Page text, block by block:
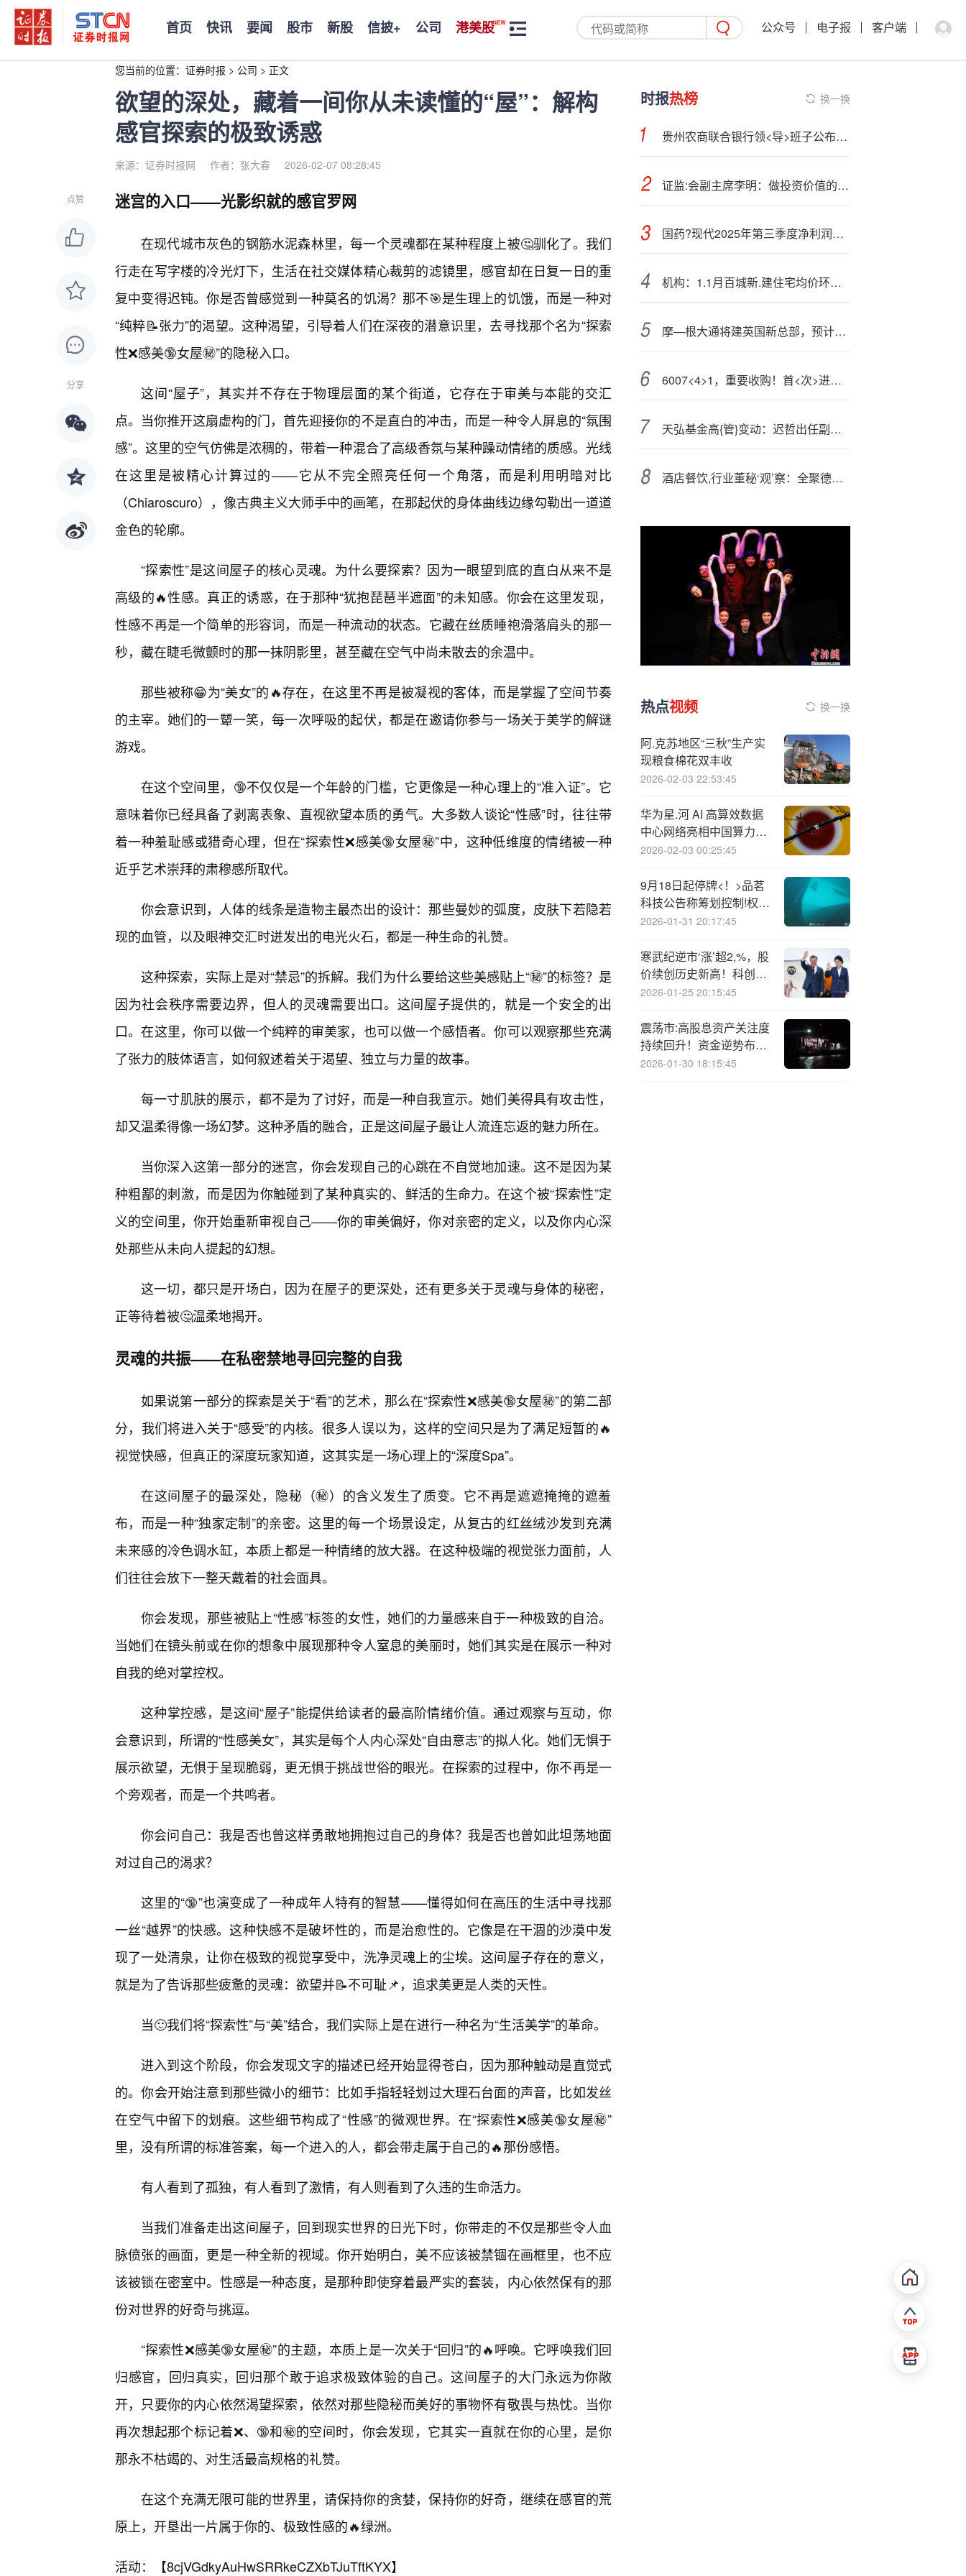
首页 快讯 要闻 股市 新股 信披+ 公司 港美股 公众号 电子报 客户端
您当前的位置： 证券时报 > 公司 > 正文
欲望的深处，藏着一间你从未读懂的“屋”：解构
感官探索的极致诱惑
来源：证券时报网 作者：张大春 2026-02-07 08:28:45
点赞
分享
迷宫的入口——光影织就的感官罗网
在现代城市灰色的钢筋水泥森林里，每一个灵魂都在某种程度上被🤔驯化了。我们
行走在写字楼的冷光灯下，生活在社交媒体精心裁剪的滤镜里，感官却在日复一日的重
复中变得迟钝。你是否曾感觉到一种莫名的饥渴？那不🎯是生理上的饥饿，而是一种对
“纯粹📝张力”的渴望。这种渴望，引导着人们在深夜的潜意识里，去寻找那个名为“探索
性❌感美🔞女屋㊙️”的隐秘入口。
这间“屋子”，其实并不存在于物理层面的某个街道，它存在于审美与本能的交汇
点。当你推开这扇虚构的门，首先迎接你的不是直白的冲击，而是一种令人屏息的“氛围
感”。这里的空气仿佛是浓稠的，带着一种混合了高级香氛与某种躁动情绪的质感。光线
在这里是被精心计算过的——它从不完全照亮任何一个角落，而是利用明暗对比
（Chiaroscuro），像古典主义大师手中的画笔，在那起伏的身体曲线边缘勾勒出一道道
金色的轮廓。
“探索性”是这间屋子的核心灵魂。为什么要探索？因为一眼望到底的直白从来不是
高级的🔥性感。真正的诱惑，在于那种“犹抱琵琶半遮面”的未知感。你会在这里发现，
性感不再是一个简单的形容词，而是一种流动的状态。它藏在丝质睡袍滑落肩头的那一
秒，藏在睫毛微颤时的那一抹阴影里，甚至藏在空气中尚未散去的余温中。
那些被称😁为“美女”的🔥存在，在这里不再是被凝视的客体，而是掌握了空间节奏
的主宰。她们的一颦一笑，每一次呼吸的起伏，都是在邀请你参与一场关于美学的解谜
游戏。
在这个空间里，🔞不仅仅是一个年龄的门槛，它更像是一种心理上的“准入证”。它
意味着你已经具备了剥离表象、直视欲望本质的勇气。大多数人谈论“性感”时，往往带
着一种羞耻感或猎奇心理，但在“探索性❌感美🔞女屋㊙️”中，这种低维度的情绪被一种
近乎艺术崇拜的肃穆感所取代。
你会意识到，人体的线条是造物主最杰出的设计：那些曼妙的弧度，皮肤下若隐若
现的血管，以及眼神交汇时迸发出的电光火石，都是一种生命的礼赞。
这种探索，实际上是对“禁忌”的拆解。我们为什么要给这些美感贴上“㊙️”的标签？是
因为社会秩序需要边界，但人的灵魂需要出口。这间屋子提供的，就是一个安全的出
口。在这里，你可以做一个纯粹的审美家，也可以做一个感悟者。你可以观察那些充满
了张力的肢体语言，如何叙述着关于渴望、独立与力量的故事。
每一寸肌肤的展示，都不是为了讨好，而是一种自我宣示。她们美得具有攻击性，
却又温柔得像一场幻梦。这种矛盾的融合，正是这间屋子最让人流连忘返的魅力所在。
当你深入这第一部分的迷宫，你会发现自己的心跳在不自觉地加速。这不是因为某
种粗鄙的刺激，而是因为你触碰到了某种真实的、鲜活的生命力。在这个被“探索性”定
义的空间里，你开始重新审视自己——你的审美偏好，你对亲密的定义，以及你内心深
处那些从未向人提起的幻想。
这一切，都只是开场白，因为在屋子的更深处，还有更多关于灵魂与身体的秘密，
正等待着被🤔温柔地揭开。
灵魂的共振——在私密禁地寻回完整的自我
如果说第一部分的探索是关于“看”的艺术，那么在“探索性❌感美🔞女屋㊙️”的第二部
分，我们将进入关于“感受”的内核。很多人误以为，这样的空间只是为了满足短暂的🔥
视觉快感，但真正的深度玩家知道，这其实是一场心理上的“深度Spa”。
在这间屋子的最深处，隐秘（㊙️）的含义发生了质变。它不再是遮遮掩掩的遮羞
布，而是一种“独家定制”的亲密。这里的每一个场景设定，从复古的红丝绒沙发到充满
未来感的冷色调水缸，本质上都是一种情绪的放大器。在这种极端的视觉张力面前，人
们往往会放下一整天戴着的社会面具。
你会发现，那些被贴上“性感”标签的女性，她们的力量感来自于一种极致的自洽。
当她们在镜头前或在你的想象中展现那种令人窒息的美丽时，她们其实是在展示一种对
自我的绝对掌控权。
这种掌控感，是这间“屋子”能提供给读者的最高阶情绪价值。通过观察与互动，你
会意识到，所谓的“性感美女”，其实是每个人内心深处“自由意志”的拟人化。她们无惧于
展示欲望，无惧于呈现脆弱，更无惧于挑战世俗的眼光。在探索的过程中，你不再是一
个旁观者，而是一个共鸣者。
你会问自己：我是否也曾这样勇敢地拥抱过自己的身体？我是否也曾如此坦荡地面
对过自己的渴求？
这里的“🔞”也演变成了一种成年人特有的智慧——懂得如何在高压的生活中寻找那
一丝“越界”的快感。这种快感不是破坏性的，而是治愈性的。它像是在干涸的沙漠中发
现了一处清泉，让你在极致的视觉享受中，洗净灵魂上的尘埃。这间屋子存在的意义，
就是为了告诉那些疲惫的灵魂：欲望并📝不可耻📌，追求美更是人类的天性。
当🙂我们将“探索性”与“美”结合，我们实际上是在进行一种名为“生活美学”的革命。
进入到这个阶段，你会发现文字的描述已经开始显得苍白，因为那种触动是直觉式
的。你会开始注意到那些微小的细节：比如手指轻轻划过大理石台面的声音，比如发丝
在空气中留下的划痕。这些细节构成了“性感”的微观世界。在“探索性❌感美🔞女屋㊙️”
里，没有所谓的标准答案，每一个进入的人，都会带走属于自己的🔥那份感悟。
有人看到了孤独，有人看到了激情，有人则看到了久违的生命活力。
当我们准备走出这间屋子，回到现实世界的日光下时，你带走的不仅是那些令人血
脉偾张的画面，更是一种全新的视域。你开始明白，美不应该被禁锢在画框里，也不应
该被锁在密室中。性感是一种态度，是那种即使穿着最严实的套装，内心依然保有的那
份对世界的好奇与挑逗。
“探索性❌感美🔞女屋㊙️”的主题，本质上是一次关于“回归”的🔥呼唤。它呼唤我们回
归感官，回归真实，回归那个敢于追求极致体验的自己。这间屋子的大门永远为你敞
开，只要你的内心依然渴望探索，依然对那些隐秘而美好的事物怀有敬畏与热忱。当你
再次想起那个标记着❌、🔞和㊙️的空间时，你会发现，它其实一直就在你的心里，是你
那永不枯竭的、对生活最高规格的礼赞。
在这个充满无限可能的世界里，请保持你的贪婪，保持你的好奇，继续在感官的荒
原上，开垦出一片属于你的、极致性感的🔥绿洲。
活动：【8cjVGdkyAuHwSRRkeCZXbTJuTftKYX】
时报热榜 换一换
贵州农商联合银行领<导>班子公布，原贵州省联社理事长杨松拟任董事长
证监:会副主席李明：做投资价值的发现者，中国经济和资本市场将提供不可替代的投资机遇
国药?现代2025年第三季度净利润同比下降45.31%
机构：1.1月百城新.建住宅均价环比上涨0.37% 同比上涨2.68%
摩—根大通将建英国新总部，预计为当地经济贡献99亿英镑，创造7800个就业岗位
6007<4>1，重要收购！首<次>进入固态电池领域
天弘基金高{管}变动：迟哲出任副总经理、首席信息官，刘荣逵转岗
酒店餐饮,行业董秘‘观’察：全聚德唐颖2024年薪酬为62万元 较前一年涨幅超60%
热点视频 换一换
阿.克苏地区“三秋”生产实
现粮食棉花双丰收
2026-02-03 22:53:45
华为星.河 AI 高算效数据
中心网络亮相中国算力大
会，在网计算加速技术获
2026-02-03 00:25:45
9月18日起停牌<！>品茗
科技公告称筹划控制!权变
更事项
2026-01-31 20:17:45
寒武纪逆市‘涨’超2,%，股
价续创历史新高！科创人
工智能ETF（589520）
布局机会？
2026-01-25 20:15:45
震荡市:高股息资产关注度
持续回升！资金逆势布局
红利主题ETF
2026-01-30 18:15:45